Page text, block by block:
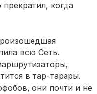
когда
всю Сеть.
в тар-тарары.
они почти и не